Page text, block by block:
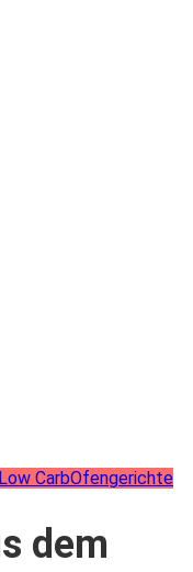
Low CarbOfengerichte
dem